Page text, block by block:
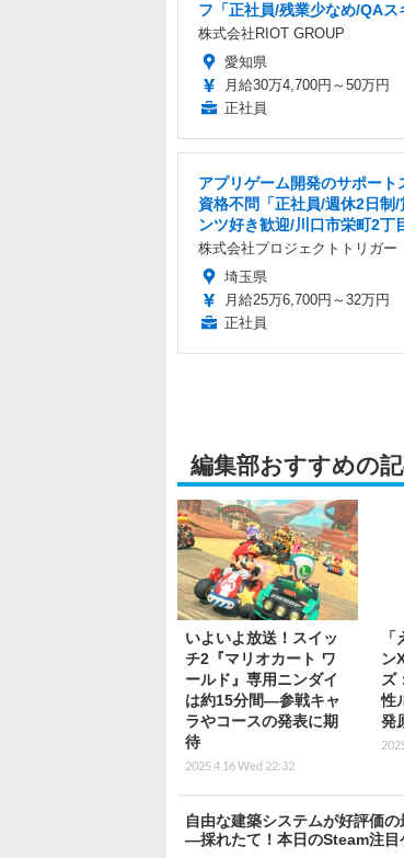
フ「正社員/残業少なめ/QAス
株式会社RIOT GROUP
愛知県
月給30万4,700円～50万円
正社員
アプリゲーム開発のサポート
資格不問「正社員/週休2日制
ンツ好き歓迎/川口市栄町2丁
株式会社プロジェクトトリガー
埼玉県
月給25万6,700円～32万円
正社員
編集部おすすめの
いよいよ放送！スイッ
チ2『マリオカート ワ
ールド』専用ニンダイ
は約15分間―参戦キャ
ラやコースの発表に期
待
2025.4.16 Wed 22:32
ン
ズ
性
発
自由な建築システムが好評価
―採れたて！本日のSteam注目